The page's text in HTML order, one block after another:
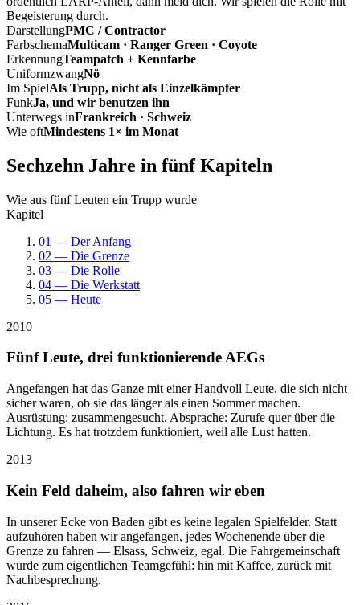
Begeisterung durch.
DarstellungPMC / Contractor
FarbschemaMulticam · Ranger Green · Coyote
ErkennungTeampatch + Kennfarbe
UniformzwangNö
Im SpielAls Trupp, nicht als Einzelkämpfer
FunkJa, und wir benutzen ihn
Unterwegs inFrankreich · Schweiz
Wie oftMindestens 1× im Monat
Sechzehn Jahre in fünf Kapiteln
Wie aus fünf Leuten ein Trupp wurde
Kapitel
01 — Der Anfang
02 — Die Grenze
03 — Die Rolle
04 — Die Werkstatt
05 — Heute
2010
Fünf Leute, drei funktionierende AEGs
Angefangen hat das Ganze mit einer Handvoll Leute, die sich nicht
sicher waren, ob sie das länger als einen Sommer machen.
Ausrüstung: zusammengesucht. Absprache: Zurufe quer über die
Lichtung. Es hat trotzdem funktioniert, weil alle Lust hatten.
2013
Kein Feld daheim, also fahren wir eben
In unserer Ecke von Baden gibt es keine legalen Spielfelder. Statt
aufzuhören haben wir angefangen, jedes Wochenende über die
Grenze zu fahren — Elsass, Schweiz, egal. Die Fahrgemeinschaft
wurde zum eigentlichen Teamgefühl: hin mit Kaffee, zurück mit
Nachbesprechung.